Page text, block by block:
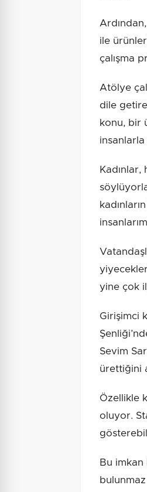
ile
çalışma
Atölye
dile
konu, bir
insanlarla
yine çok
Girişimci
Sevim
ürettiğini
Özellikle
oluyor.
Bu